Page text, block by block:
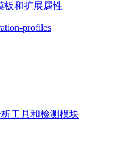
板和扩展属性
profiles
析工具和检测模块